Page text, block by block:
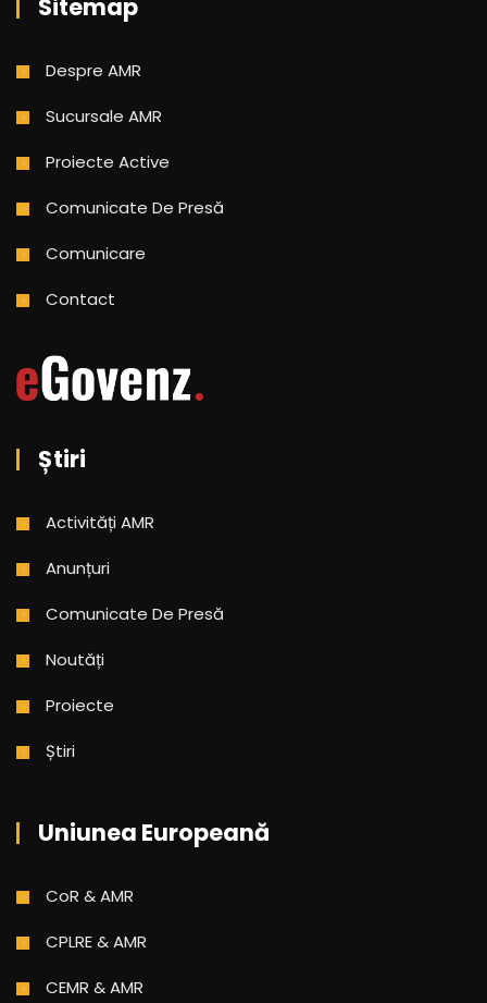
Sitemap
Despre AMR
Sucursale AMR
Proiecte Active
Comunicate De Presă
Comunicare
Contact
Știri
Activități AMR
Anunțuri
Comunicate De Presă
Noutăți
Proiecte
Știri
Uniunea Europeană
CoR & AMR
CPLRE & AMR
CEMR & AMR